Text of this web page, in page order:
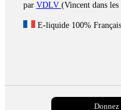
par VDLV (Vincent dans
E-liquide 100%
Donnez